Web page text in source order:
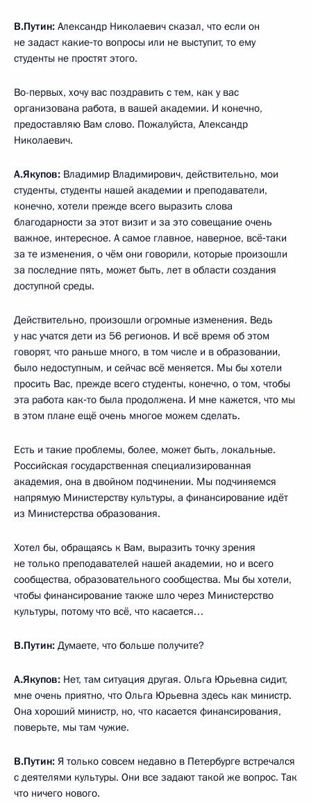
В.Путин: Александр Николаевич сказал, что если он
не задаст какие‑то вопросы или не выступит, то ему
студенты не простят этого.
Во-первых, хочу вас поздравить с тем, как у вас
организована работа, в вашей академии. И конечно,
предоставляю Вам слово. Пожалуйста, Александр
Николаевич.
А.Якупов: Владимир Владимирович, действительно, мои
студенты, студенты нашей академии и преподаватели,
конечно, хотели прежде всего выразить слова
благодарности за этот визит и за это совещание очень
важное, интересное. А самое главное, наверное, всё‑таки
за те изменения, о чём они говорили, которые произошли
за последние пять, может быть, лет в области создания
доступной среды.
Действительно, произошли огромные изменения. Ведь
у нас учатся дети из 56 регионов. И всё время об этом
говорят, что раньше много, в том числе и в образовании,
было недоступным, и сейчас всё меняется. Мы бы хотели
просить Вас, прежде всего студенты, конечно, о том, чтобы
эта работа как‑то была продолжена. И мне кажется, что мы
в этом плане ещё очень многое можем сделать.
Есть и такие проблемы, более, может быть, локальные.
Российская государственная специализированная
академия, она в двойном подчинении. Мы подчиняемся
напрямую Министерству культуры, а финансирование идёт
из Министерства образования.
Хотел бы, обращаясь к Вам, выразить точку зрения
не только преподавателей нашей академии, но и всего
сообщества, образовательного сообщества. Мы бы хотели,
чтобы финансирование также шло через Министерство
культуры, потому что всё, что касается…
В.Путин: Думаете, что больше получите?
А.Якупов: Нет, там ситуация другая. Ольга Юрьевна сидит,
мне очень приятно, что Ольга Юрьевна здесь как министр.
Она хороший министр, но, что касается финансирования,
поверьте, мы там чужие.
В.Путин: Я только совсем недавно в Петербурге встречался
с деятелями культуры. Они все задают такой же вопрос. Так
что ничего нового.